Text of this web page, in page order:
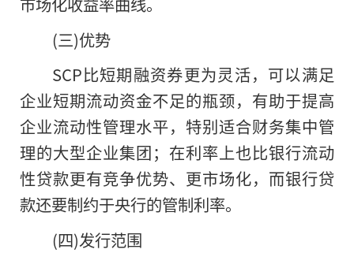
(三)优势
SCP比短期融资券更为灵活，可以满足
企业短期流动资金不足的瓶颈，有助于提高
企业流动性管理水平，特别适合财务集中管
理的大型企业集团；在利率上也比银行流动
性贷款更有竞争优势、更市场化，而银行贷
款还要制约于央行的管制利率。
(四)发行范围